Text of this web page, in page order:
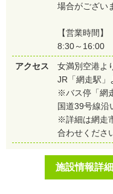
場合がござい
【営業時間】
8:30～16:00
アクセス
女満別空港よ
JR「網走駅」
※バス停「網
国道39号線沿
※詳細は網走
合わせくださ
施設情報詳